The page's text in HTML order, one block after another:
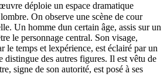
déploie un espace dramatique
On observe une scène de cour
Un homme dun certain âge, assis sur un
le personnage central. Son visage,
le temps et lexpérience, est éclairé par un
distingue des autres figures. Il est vêtu de
signe de son autorité, est posé à ses